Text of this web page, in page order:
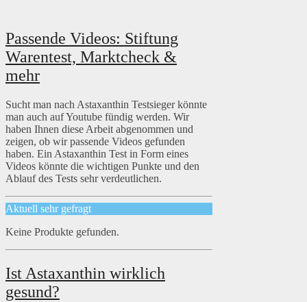
Passende Videos: Stiftung
Warentest, Marktcheck &
mehr
Sucht man nach Astaxanthin Testsieger könnte
man auch auf Youtube fündig werden. Wir
haben Ihnen diese Arbeit abgenommen und
zeigen, ob wir passende Videos gefunden
haben. Ein Astaxanthin Test in Form eines
Videos könnte die wichtigen Punkte und den
Ablauf des Tests sehr verdeutlichen.
Aktuell sehr gefragt
Keine Produkte gefunden.
Ist Astaxanthin wirklich
gesund?